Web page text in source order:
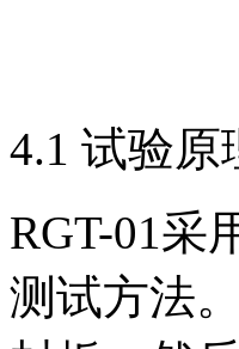
4.1 试验原
RGT-01采
测试方法